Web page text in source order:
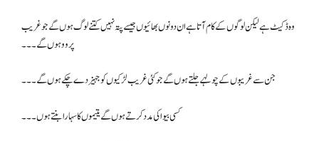
وہ ڈکیٹ ہے لیکن لوگوں کے کام آتا ہے ان دونوں بھائیوں جیسے پتہ نہیں کتنے لوگ ہوں گے جو غریب
پروو ہوں گے۔۔۔
جن سے غریبوں کے چولہے جلتے ہوں گے جو کئی غریب لڑکیوں کو جہیز دے چکے ہوں گے۔۔۔
کسی بیوا کی مدد کرتے ہوں گے یتیموں کا سہارا بنتے ہوں۔۔۔